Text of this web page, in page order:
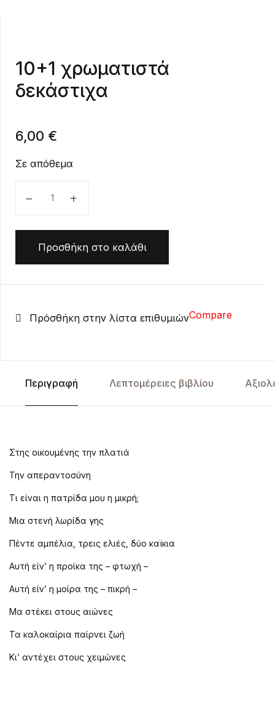
10+1 χρωματιστά
δεκάστιχα
6,00 €
Σε απόθεμα
Προσθήκη στο καλάθι
Πρόσθήκη στην λίστα επιθυμιώνCompare
Περιγραφή Λεπτομέρειες βιβλίου
Στης οικουμένης την πλατιά
Την απεραντοσύνη
Τι είναι η πατρίδα μου η μικρή;
Μια στενή λωρίδα γης
Πέντε αμπέλια, τρεις ελιές, δύο καϊκια
Αυτή είν’ η προίκα της – φτωχή –
Αυτή είν’ η μοίρα της – πικρή –
Μα στέκει στους αιώνες
Τα καλοκαίρια παίρνει ζωή
Κι’ αντέχει στους χειμώνες